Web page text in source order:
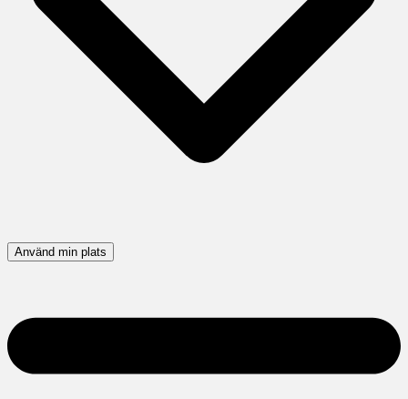
Använd min plats